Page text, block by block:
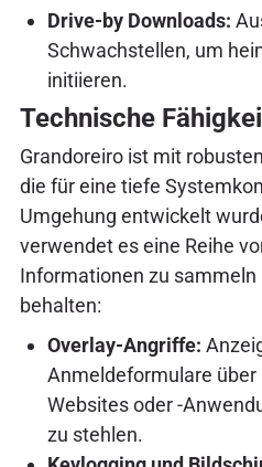
Drive-by Downloads:
Schwachstellen, um
initiieren.
Technische
Grandoreiro ist mit
die für eine tiefe
Umgehung entwickelt
verwendet es eine Reihe
Informationen zu sammeln
behalten:
Overlay-Angriffe:
Anmeldeformulare über
Websites oder -
zu stehlen.